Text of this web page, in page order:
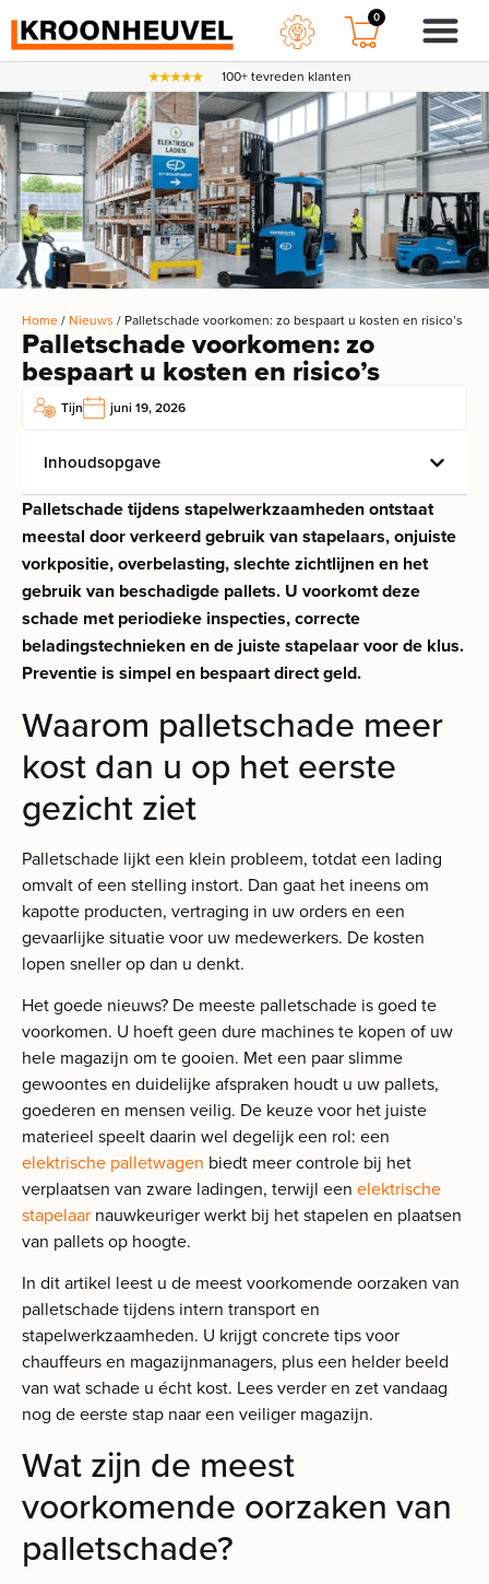
0
100+ tevreden klanten
Home/ Nieuws / Palletschade voorkomen: zo bespaart u kosten en risico’s
Palletschade voorkomen: zo
bespaart u kosten en risico’s
Tijn juni 19, 2026
Inhoudsopgave
Palletschade tijdens stapelwerkzaamheden ontstaat
meestal door verkeerd gebruik van stapelaars, onjuiste
vorkpositie, overbelasting, slechte zichtlijnen en het
gebruik van beschadigde pallets. U voorkomt deze
schade met periodieke inspecties, correcte
beladingstechnieken en de juiste stapelaar voor de klus.
Preventie is simpel en bespaart direct geld.
Waarom palletschade meer
kost dan u op het eerste
gezicht ziet
Palletschade lijkt een klein probleem, totdat een lading
omvalt of een stelling instort. Dan gaat het ineens om
kapotte producten, vertraging in uw orders en een
gevaarlijke situatie voor uw medewerkers. De kosten
lopen sneller op dan u denkt.
Het goede nieuws? De meeste palletschade is goed te
voorkomen. U hoeft geen dure machines te kopen of uw
hele magazijn om te gooien. Met een paar slimme
gewoontes en duidelijke afspraken houdt u uw pallets,
goederen en mensen veilig. De keuze voor het juiste
materieel speelt daarin wel degelijk een rol: een
elektrische palletwagen biedt meer controle bij het
verplaatsen van zware ladingen, terwijl een elektrische
stapelaar nauwkeuriger werkt bij het stapelen en plaatsen
van pallets op hoogte.
In dit artikel leest u de meest voorkomende oorzaken van
palletschade tijdens intern transport en
stapelwerkzaamheden. U krijgt concrete tips voor
chauffeurs en magazijnmanagers, plus een helder beeld
van wat schade u écht kost. Lees verder en zet vandaag
nog de eerste stap naar een veiliger magazijn.
Wat zijn de meest
voorkomende oorzaken van
palletschade?